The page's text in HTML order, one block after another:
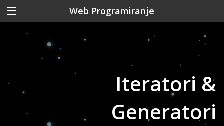
Web Programiranje
Iteratori &
Generatori